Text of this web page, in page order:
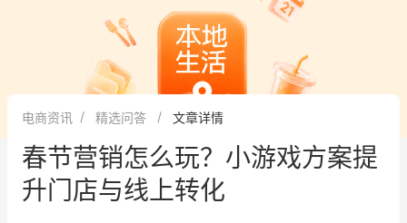
有赞专家说
新零售最佳实践
面对面聊增长
新零售大会 新零售茶会
电商资讯 精选问答 文章详情
春节营销怎么玩？小游戏方案提
升门店与线上转化